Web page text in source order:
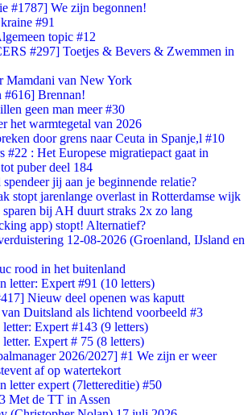
#1787] We zijn begonnen!
#91
topic #12
#297] Toetjes & Bevers & Zwemmen in
Mamdani van New York
#616] Brennan!
geen man meer #30
het warmtegetal van 2026
door grens naar Ceuta in Spanje,l #10
#22 : Het Europese migratiepact gaat in
puber deel 184
jij aan je beginnende relatie?
stopt jarenlange overlast in Rotterdamse wijk
bij AH duurt straks 2x zo lang
app) stopt! Alternatief?
12-08-2026 (Groenland, IJsland en
rood in het buitenland
letter: Expert #91 (10 letters)
Nieuw deel openen was kaputt
Duitsland als lichtend voorbeeld #3
letter: Expert #143 (9 letters)
letter. Expert # 75 (8 letters)
2026/2027] #1 We zijn er weer
af op watertekort
letter expert (7lettereditie) #50
Met de TT in Assen